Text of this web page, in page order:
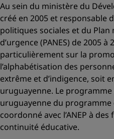
Au sein du ministère du
créé en 2005 et responsable
politiques sociales et du Plan
d’urgence (PANES) de 2005
particulièrement sur la
l’alphabétisation des
extrême et d’indigence, soit
uruguayenne. Le
uruguayenne du programme
coordonné avec l’ANEP à
continuité éducative.